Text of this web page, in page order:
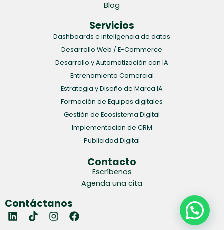
Blog
Servicios
Dashboards e inteligencia de datos
Desarrollo Web / E-Commerce
Desarrollo y Automatización con IA
Entrenamiento Comercial
Estrategia y Diseño de Marca IA
Formación de Equipos digitales
Gestión de Ecosistema Digital
Implementacion de CRM
Publicidad Digital
Contacto
Escríbenos
Agenda una cita
Contáctanos